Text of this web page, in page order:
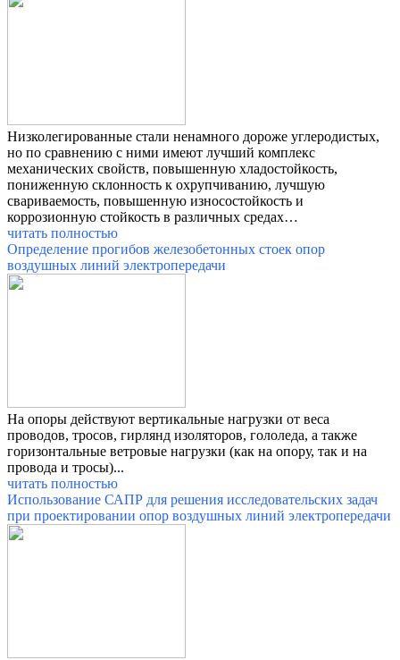
Низколегированные стали ненамного дороже углеродистых,
но по сравнению с ними имеют лучший комплекс
механических свойств, повышенную хладостойкость,
пониженную склонность к охрупчиванию, лучшую
свариваемость, повышенную износостойкость и
коррозионную стойкость в различных средах…
читать полностью
Определение прогибов железобетонных стоек опор
воздушных линий электропередачи
На опоры действуют вертикальные нагрузки от веса
проводов, тросов, гирлянд изоляторов, гололеда, а также
горизонтальные ветровые нагрузки (как на опору, так и на
провода и тросы)...
читать полностью
Использование САПР для решения исследовательских задач
при проектировании опор воздушных линий электропередачи